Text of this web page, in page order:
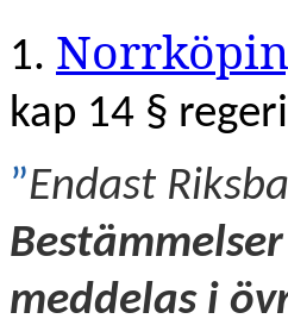
1.
kap 14 §
”Endast
meddelas i